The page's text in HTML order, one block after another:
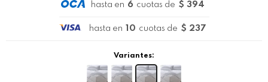
hasta en 6 cuotas de $ 394
hasta en 10 cuotas de $ 237
Variantes: